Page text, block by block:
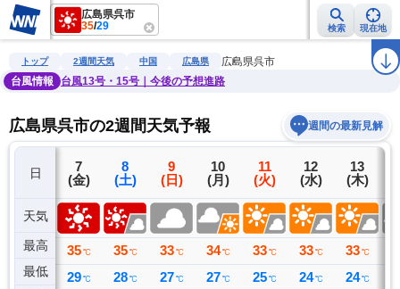
広島県呉市
35/29 検索 現在地
雨雲レーダー 台風情報 地震情報 警報・注意報 ラ
トップ 2週間天気 中国 広島県
広島県呉市
台風情報
台風13号・15号｜今後の予想進路
広島県呉市の2週間天気予報 週間の最新見解
日
天気
最高
最低
6
(木)
37 ℃
27 ℃
7
(金)
35 ℃
29 ℃
8
(土)
35 ℃
28 ℃
9
(日)
33 ℃
27 ℃
10
(月)
34 ℃
27 ℃
11
(火)
33 ℃
25 ℃
12
(水)
33 ℃
24 ℃
13
(木)
33 ℃
24 ℃